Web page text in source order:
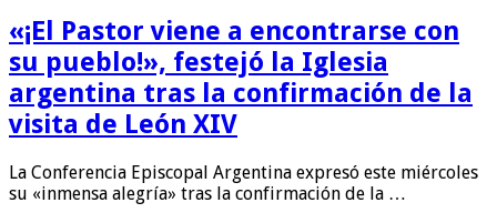
«¡El Pastor viene a encontrarse con
su pueblo!», festejó la Iglesia
argentina tras la confirmación de la
visita de León XIV
La Conferencia Episcopal Argentina expresó este miércoles
su «inmensa alegría» tras la confirmación de la …